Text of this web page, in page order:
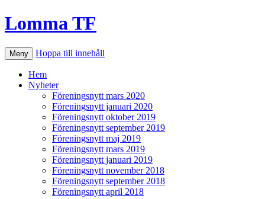
Lomma TF
Meny Hoppa till innehåll
Hem
Nyheter
Föreningsnytt mars 2020
Föreningsnytt januari 2020
Föreningsnytt oktober 2019
Föreningsnytt september 2019
Föreningsnytt maj 2019
Föreningsnytt mars 2019
Föreningsnytt januari 2019
Föreningsnytt november 2018
Föreningsnytt september 2018
Föreningsnytt april 2018